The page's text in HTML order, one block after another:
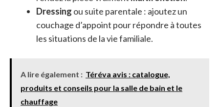
Dressing ou suite parentale : ajoutez un
couchage d’appoint pour répondre à toutes
les situations de la vie familiale.
A lire également : Téréva avis : catalogue,
produits et conseils pour la salle de bain et le
chauffage